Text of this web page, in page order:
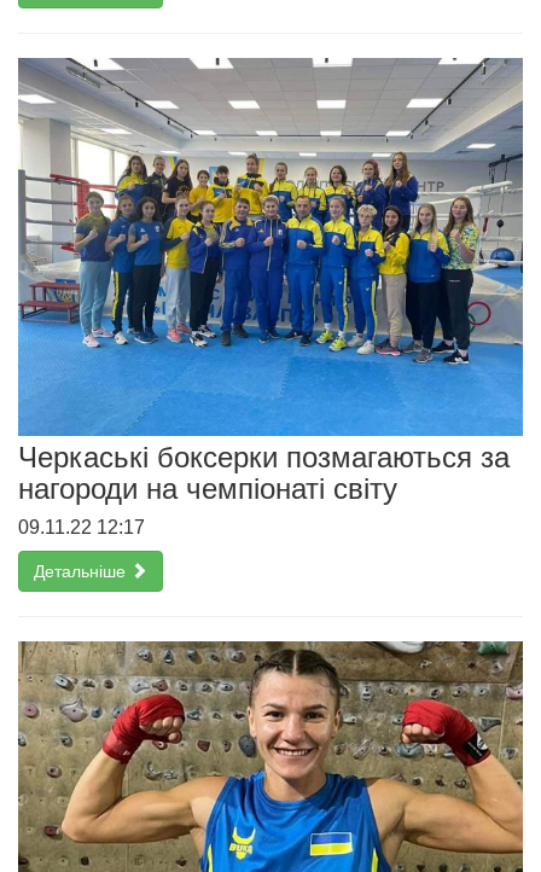
Черкаські боксерки позмагаються за
нагороди на чемпіонаті світу
09.11.22 12:17
Детальніше